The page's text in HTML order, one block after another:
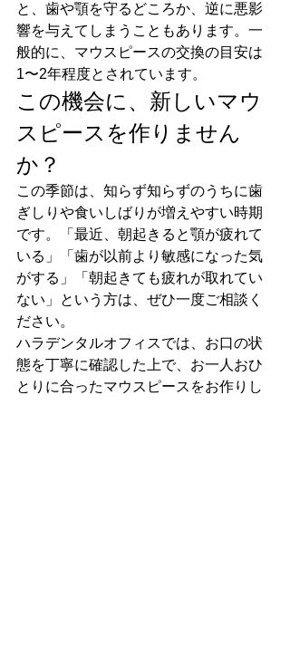
と、歯や顎を守るどころか、逆に悪影
響を与えてしまうこともあります。一
般的に、マウスピースの交換の目安は
1〜2年程度とされています。
この機会に、新しいマウ
スピースを作りません
か？
この季節は、知らず知らずのうちに歯
ぎしりや食いしばりが増えやすい時期
です。「最近、朝起きると顎が疲れて
いる」「歯が以前より敏感になった気
がする」「朝起きても疲れが取れてい
ない」という方は、ぜひ一度ご相談く
ださい。
ハラデンタルオフィスでは、お口の状
態を丁寧に確認した上で、お一人おひ
とりに合ったマウスピースをお作りし